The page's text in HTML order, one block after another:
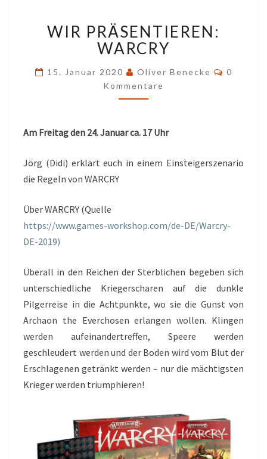
PRÄSENTIEREN:
WARCRY
WIR PRÄSENTIEREN:
WARCRY
15. Januar 2020 Oliver Benecke
0
Kommentare
Am Freitag den 24. Januar ca. 17 Uhr
Jörg (Didi) erklärt euch in einem Einsteigerszenario
die Regeln von WARCRY
Über WARCRY (Quelle
https://www.games-workshop.com/de-DE/Warcry-
DE-2019)
Überall in den Reichen der Sterblichen begeben sich
unterschiedliche Kriegerscharen auf die dunkle
Pilgerreise in die Achtpunkte, wo sie die Gunst von
Archaon the Everchosen erlangen wollen. Klingen
werden aufeinandertreffen, Speere werden
geschleudert werden und der Boden wird vom Blut der
Erschlagenen getränkt werden – nur die mächtigsten
Krieger werden triumphieren!